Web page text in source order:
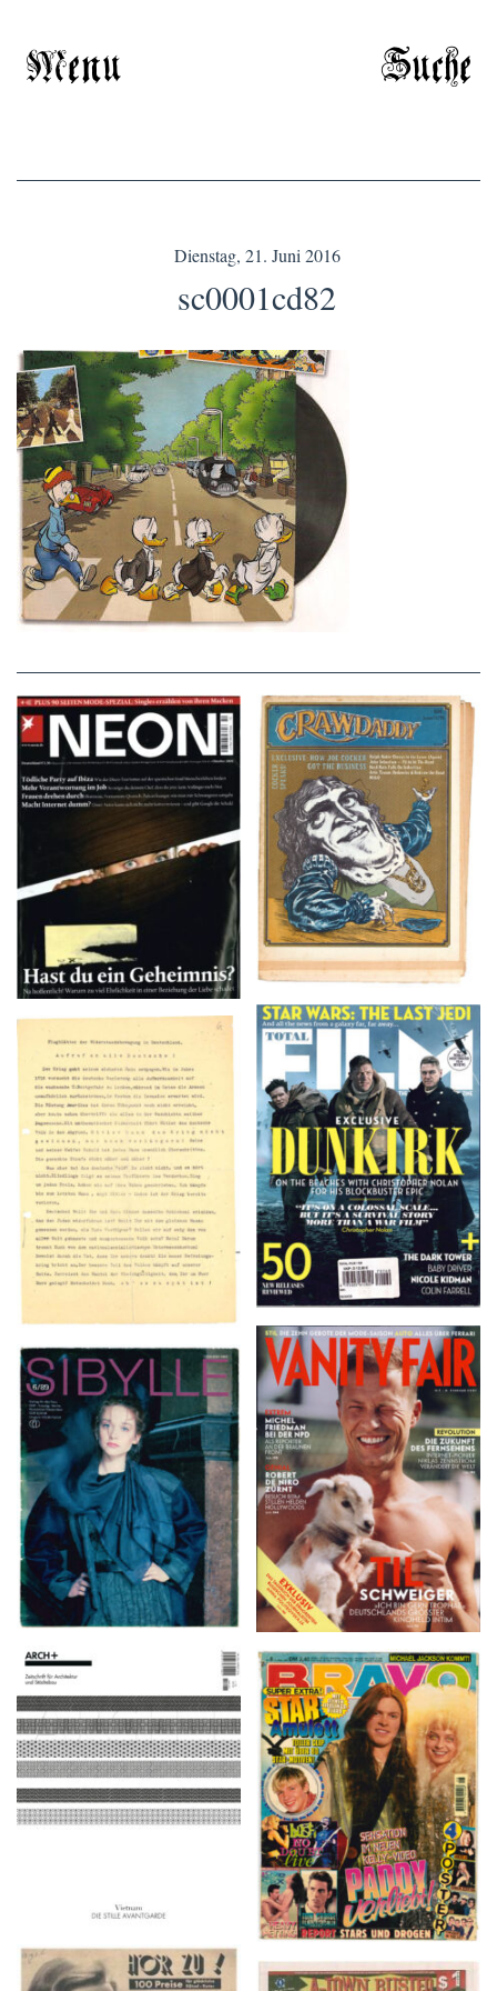
Menu Suche
Dienstag, 21. Juni 2016
sc0001cd82
NEON – OKTOBER
2008
Crawdaddy – June/11/72
TOTAL FILM #260 –
SUMMER 2017
Flugblätter der Weissen
Rose – V, Januar 1943
VANITY FAIR – Nr. 7 –
8. Februar 2007
SIBYLLE 6/89
ARCH+ Nr. 226, Herbst
2016
BRAVO – Nr. 8, 13. Febr.
1997